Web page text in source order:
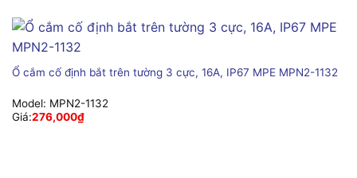
Ổ cắm cố định bắt trên tường 3 cực, 16A, IP67 MPE MPN2-1132
Model: MPN2-1132
Giá:276,000₫